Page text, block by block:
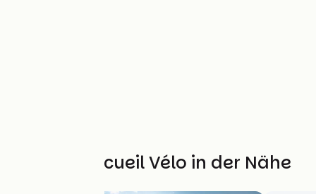
Weitere Accueil Vélo in der Nähe